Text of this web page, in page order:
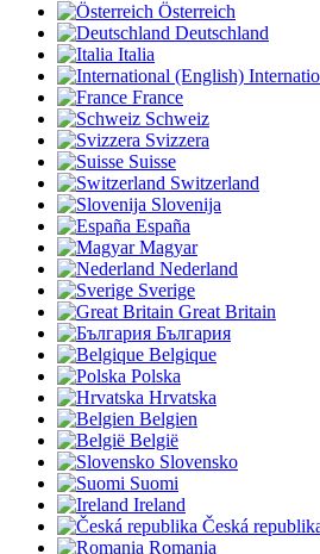
Österreich
Deutschland
Italia
France
Schweiz
Svizzera
Suisse
Switzerland
Slovenija
España
Magyar
Nederland
Sverige
Great Britain
България
Belgique
Polska
Hrvatska
Belgien
België
Slovensko
Suomi
Ireland
Česká
Romania